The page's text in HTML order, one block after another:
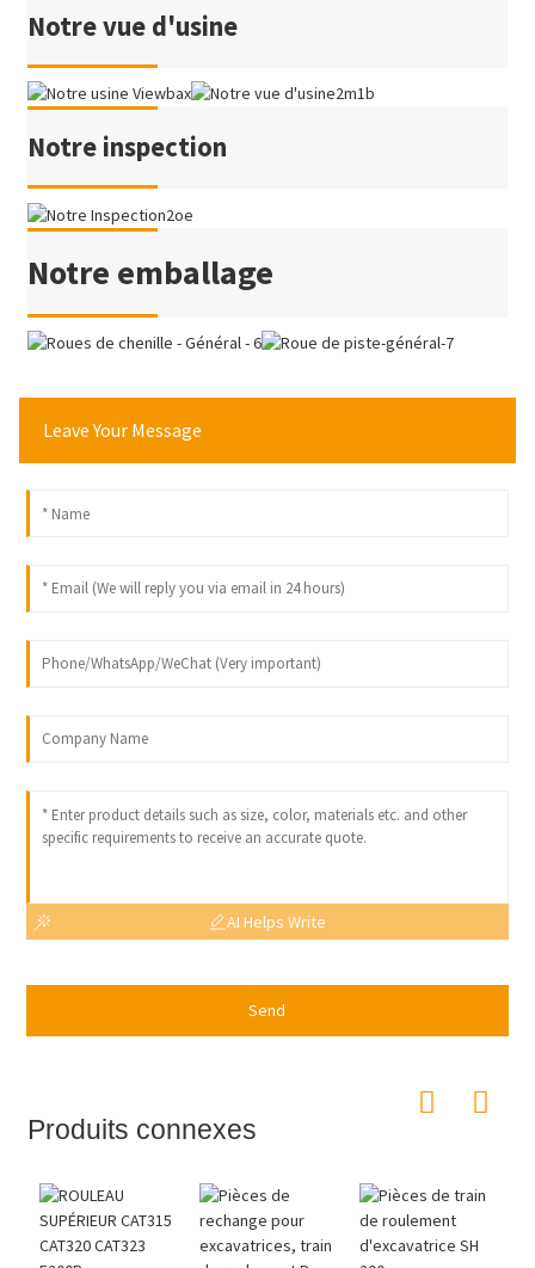
Notre vue d'usine
Notre inspection
Notre emballage
Leave Your Message
AI Helps Write
Send
Produits connexes